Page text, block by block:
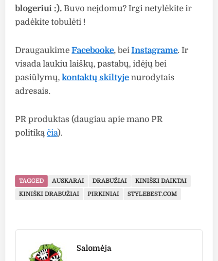
blogeriui :). Buvo neįdomu? Irgi netylėkite ir
padėkite tobulėti !
DraugaukimeFacebooke, beiInstagrame. Ir
visada laukiu laiškų, pastabų, idėjų bei
pasiūlymų,kontaktų skiltyje nurodytais
adresais.
PR produktas (daugiau apie mano PR
politikąčia).
TAGGED AUSKARAI DRABUŽIAI
KINIŠKI DAIKTAI
KINIŠKI DRABUŽIAI
PIRKINIAI STYLEBEST.COM
Salomėja